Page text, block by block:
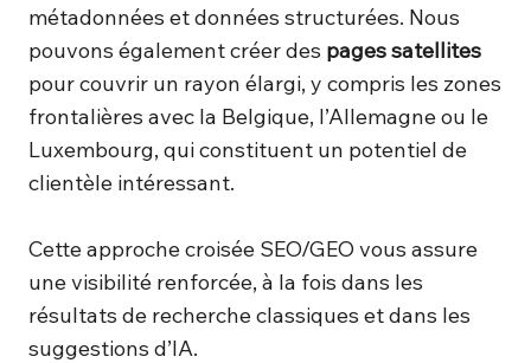
métadonnées et données structurées. Nous
pouvons également créer des pages satellites
pour couvrir un rayon élargi, y compris les zones
frontalières avec la Belgique, l’Allemagne ou le
Luxembourg, qui constituent un potentiel de
clientèle intéressant.
Cette approche croisée SEO/GEO vous assure
une visibilité renforcée, à la fois dans les
résultats de recherche classiques et dans les
suggestions d’IA.